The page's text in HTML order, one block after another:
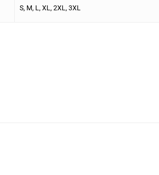
S, M, L, XL, 2XL, 3XL